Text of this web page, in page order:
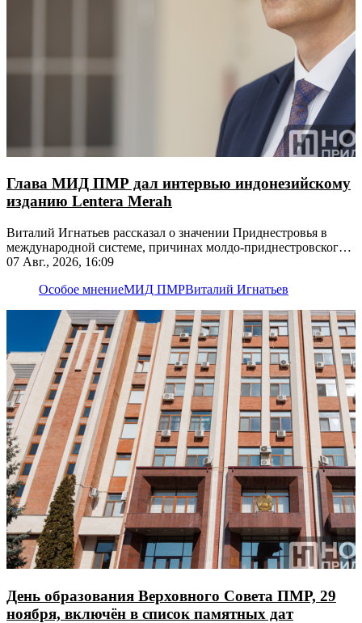
Глава МИД ПМР дал интервью индонезийскому
изданию Lentera Merah
Виталий Игнатьев рассказал о значении Приднестровья в
международной системе, причинах молдо-приднестровского
конфликта, экономической модели и будущем республики
07 Авг., 2026, 16:09
Особое мнениеМИД ПМРВиталий Игнатьев
День образования Верховного Совета ПМР, 29
ноября, включён в список памятных дат